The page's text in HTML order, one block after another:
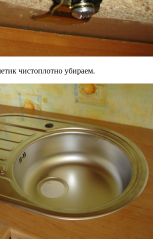
чистоплотно убираем.